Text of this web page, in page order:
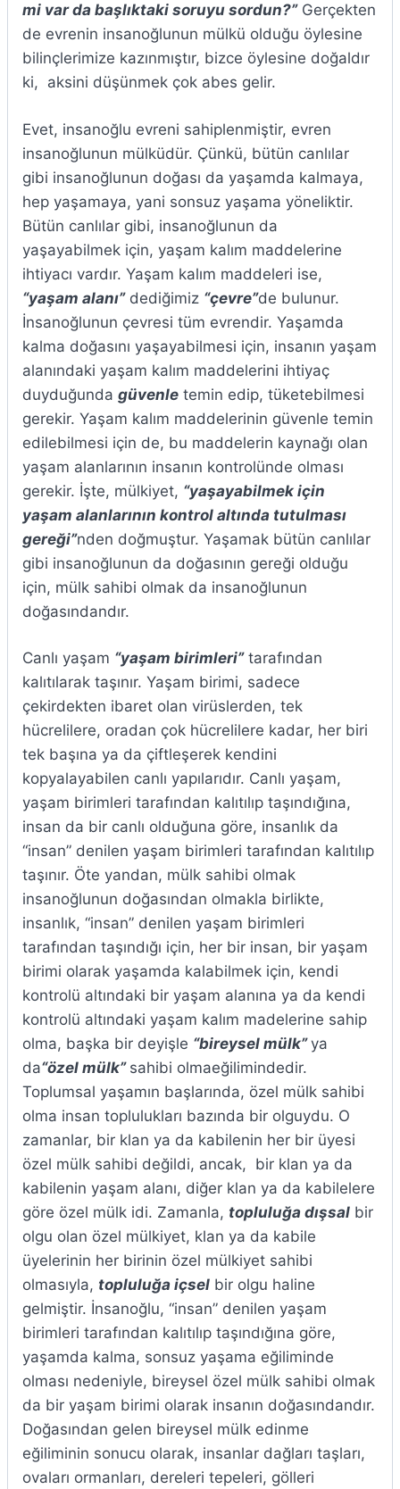
mi var da başlıktaki soruyu sordun?”Gerçekten
de evrenin insanoğlunun mülkü olduğu öylesine
bilinçlerimize kazınmıştır, bizce öylesine doğaldır
ki, aksini düşünmek çok abes gelir.
Evet, insanoğlu evreni sahiplenmiştir, evren
insanoğlunun mülküdür. Çünkü, bütün canlılar
gibi insanoğlunun doğası da yaşamda kalmaya,
hep yaşamaya, yani sonsuz yaşama yöneliktir.
Bütün canlılar gibi, insanoğlunun da
yaşayabilmek için, yaşam kalım maddelerine
ihtiyacı vardır. Yaşam kalım maddeleri ise,
“yaşam alanı”dediğimiz “çevre”de bulunur.
İnsanoğlunun çevresi tüm evrendir. Yaşamda
kalma doğasını yaşayabilmesi için, insanın yaşam
alanındaki yaşam kalım maddelerini ihtiyaç
duyduğunda güvenle temin edip, tüketebilmesi
gerekir. Yaşam kalım maddelerinin güvenle temin
edilebilmesi için de, bu maddelerin kaynağı olan
yaşam alanlarının insanın kontrolünde olması
gerekir. İşte, mülkiyet, “yaşayabilmek için
yaşam alanlarının kontrol altında tutulması
gereği”nden doğmuştur. Yaşamak bütün canlılar
gibi insanoğlunun da doğasının gereği olduğu
için, mülk sahibi olmak da insanoğlunun
doğasındandır.
Canlı yaşam “yaşam birimleri”tarafından
kalıtılarak taşınır. Yaşam birimi, sadece
çekirdekten ibaret olan virüslerden, tek
hücrelilere, oradan çok hücrelilere kadar, her biri
tek başına ya da çiftleşerek kendini
kopyalayabilen canlı yapılarıdır. Canlı yaşam,
yaşam birimleri tarafından kalıtılıp taşındığına,
insan da bir canlı olduğuna göre, insanlık da
“insan” denilen yaşam birimleri tarafından kalıtılıp
taşınır. Öte yandan, mülk sahibi olmak
insanoğlunun doğasından olmakla birlikte,
insanlık, “insan” denilen yaşam birimleri
tarafından taşındığı için, her bir insan, bir yaşam
birimi olarak yaşamda kalabilmek için, kendi
kontrolü altındaki bir yaşam alanına ya da kendi
kontrolü altındaki yaşam kalım madelerine sahip
olma, başka bir deyişle “bireysel mülk” ya
da“özel mülk” sahibi olmaeğilimindedir.
Toplumsal yaşamın başlarında, özel mülk sahibi
olma insan toplulukları bazında bir olguydu. O
zamanlar, bir klan ya da kabilenin her bir üyesi
özel mülk sahibi değildi, ancak, bir klan ya da
kabilenin yaşam alanı, diğer klan ya da kabilelere
göre özel mülk idi. Zamanla, topluluğa dışsal bir
olgu olan özel mülkiyet, klan ya da kabile
üyelerinin her birinin özel mülkiyet sahibi
olmasıyla, topluluğa içsel bir olgu haline
gelmiştir. İnsanoğlu, “insan” denilen yaşam
birimleri tarafından kalıtılıp taşındığına göre,
yaşamda kalma, sonsuz yaşama eğiliminde
olması nedeniyle, bireysel özel mülk sahibi olmak
da bir yaşam birimi olarak insanın doğasındandır.
Doğasından gelen bireysel mülk edinme
eğiliminin sonucu olarak, insanlar dağları taşları,
ovaları ormanları, dereleri tepeleri, gölleri